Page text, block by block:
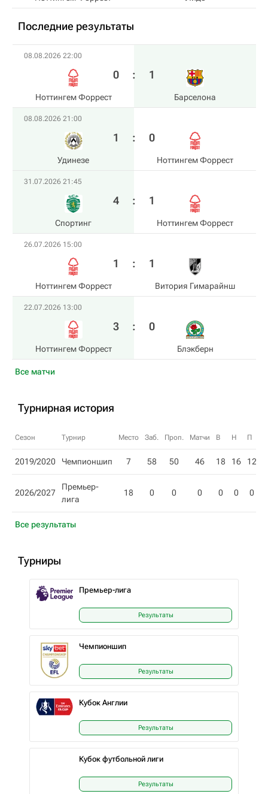
Последние результаты
Все матчи
08.08.2026 22:00
Ноттингем Форрест
0 : 1
Барселона
08.08.2026 21:00
Удинезе
1 : 0
Ноттингем Форрест
31.07.2026 21:45
Спортинг
4 : 1
Ноттингем Форрест
26.07.2026 15:00
Ноттингем Форрест
1 : 1
Витория Гимарайнш
22.07.2026 13:00
Ноттингем Форрест
3 : 0
Блэкберн
Турнирная история
Сезон Турнир Место Заб. Проп. Матчи В Н П
2019/2020 Чемпионшип 7 58 50 46 18 16 12
2026/2027
Премьер-
лига
18 0 0 0 0 0 0
Все результаты
Турниры
Премьер-лига
Результаты
Чемпионшип
Результаты
Кубок Англии
Результаты
Кубок футбольной лиги
Результаты